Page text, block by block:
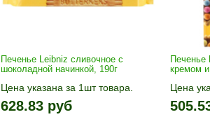
Печенье Leibniz сливочное с
шоколадной начинкой, 190г
Цена указана за 1шт товара.
1шт прибавляется кнопками «+»
и «-». Выберите нужное
628.83 руб
Печенье
кремом
Цена
1шт
и «-».